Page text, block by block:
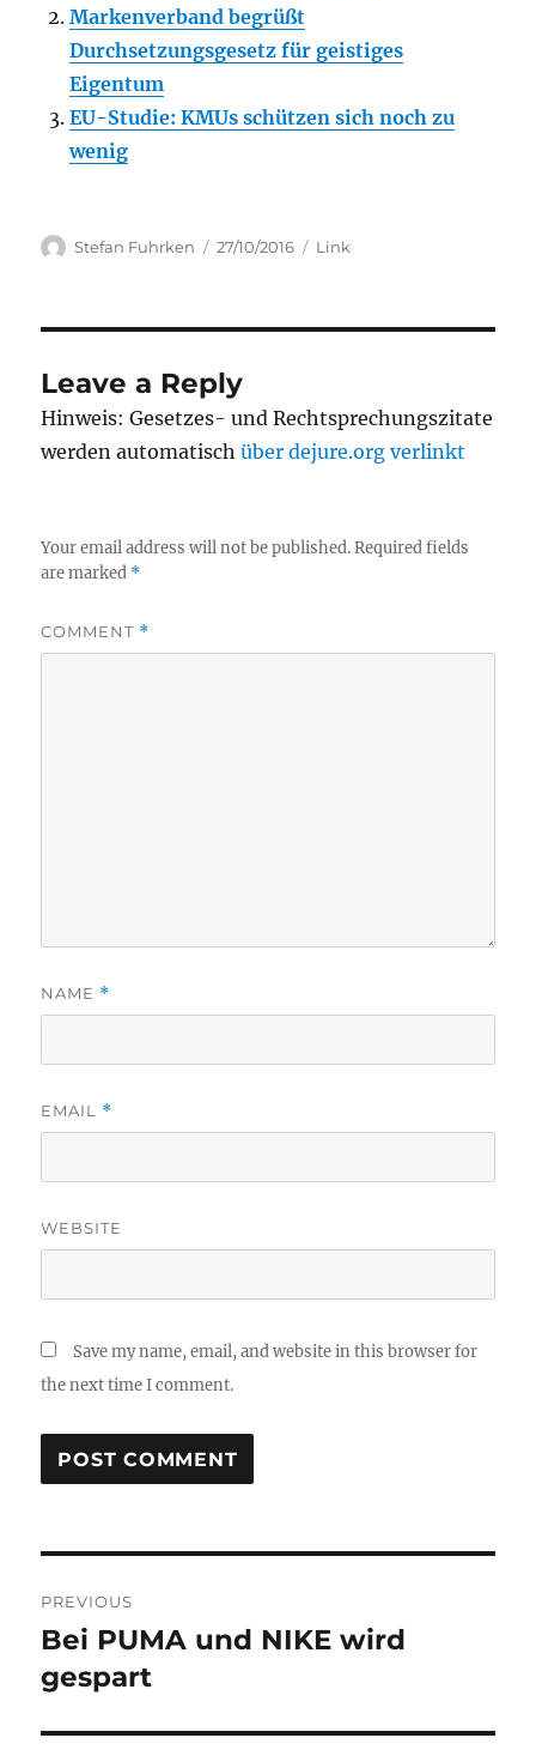
Markenverband begrüßt
Durchsetzungsgesetz für geistiges
Eigentum
EU-Studie: KMUs schützen sich noch zu
wenig
Author
Stefan Fuhrken
Posted
27/10/2016 Categories
Link
Leave a Reply
Hinweis: Gesetzes- und Rechtsprechungszitate
werden automatischüber dejure.org verlinkt
Your email address will not be published. Required fields
are marked *
COMMENT *
NAME *
EMAIL *
WEBSITE
Save my name, email, and website in this browser for
the next time I comment.
navigation
PREVIOUS
Previous
post:
Bei PUMA und NIKE wird
gespart